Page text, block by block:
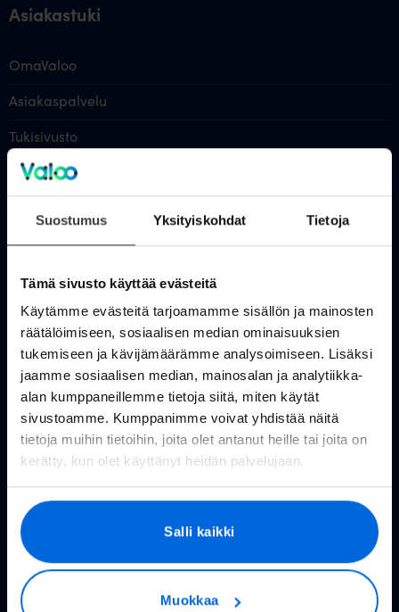
Suostumus Yksityiskohdat Tietoja
Tämä sivusto käyttää evästeitä
Käytämme evästeitä tarjoamamme sisällön ja mainosten
räätälöimiseen, sosiaalisen median ominaisuuksien
tukemiseen ja kävijämäärämme analysoimiseen. Lisäksi
jaamme sosiaalisen median, mainosalan ja analytiikka-
alan kumppaneillemme tietoja siitä, miten käytät
sivustoamme. Kumppanimme voivat yhdistää näitä
tietoja muihin tietoihin, joita olet antanut heille tai joita on
kerätty, kun olet käyttänyt heidän palvelujaan.
Salli kaikki
Muokkaa
Asiakastuki
OmaValoo
Asiakaspalvelu
Tukisivusto
Huolto- ja häiriötiedotteet
In English
Valokuitu kuluttajille
Rakennettavat alueet
Valokuitu kotiin
Reitittimet
Valoo TV
Hinnasto
Tietoa valokuidusta
Valokuitu muille